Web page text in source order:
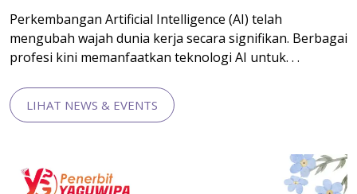
Perkembangan Artificial Intelligence (AI) telah
mengubah wajah dunia kerja secara signifikan. Berbagai
profesi kini memanfaatkan teknologi AI untuk. . .
LIHAT NEWS & EVENTS